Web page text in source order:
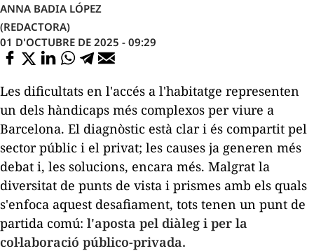
ANNA BADIA LÓPEZ
(REDACTORA)
01 D'OCTUBRE DE 2025 - 09:29
Les dificultats en l'accés a l'habitatge representen
un dels hàndicaps més complexos per viure a
Barcelona. El diagnòstic està clar i és compartit pel
sector públic i el privat; les causes ja generen més
debat i, les solucions, encara més. Malgrat la
diversitat de punts de vista i prismes amb els quals
s'enfoca aquest desafiament, tots tenen un punt de
partida comú: l'aposta pel diàleg i per la
col·laboració público-privada.